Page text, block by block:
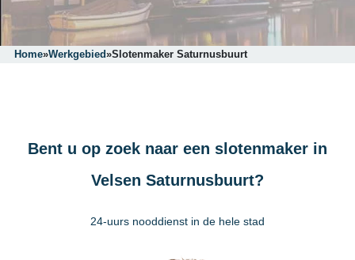
Home»Werkgebied»Slotenmaker Saturnusbuurt
Bent u op zoek naar een slotenmaker in
Velsen Saturnusbuurt?
24-uurs nooddienst in de hele stad